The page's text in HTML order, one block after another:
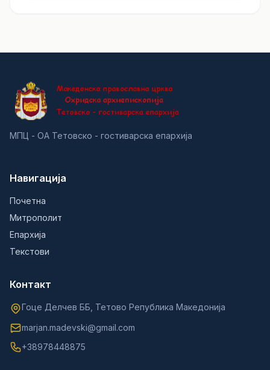
МПЦ - ОА Тетовско - гостиварска епархија
Навигација
Почетна
Митрополит
Епархија
Текстови
Контакт
Гоце Делчев ББ, Тетово Република Македонија
marjan.madevski@gmail.com
+38978448875